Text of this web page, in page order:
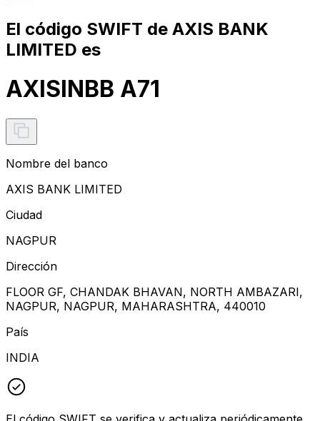
El código SWIFT de AXIS BANK
LIMITED es
AXISINBB A71
Nombre del banco
AXIS BANK LIMITED
Ciudad
NAGPUR
Dirección
FLOOR GF, CHANDAK BHAVAN, NORTH AMBAZARI,
NAGPUR, NAGPUR, MAHARASHTRA, 440010
País
INDIA